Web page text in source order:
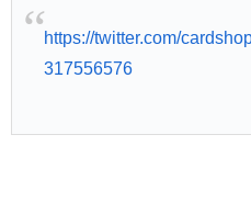
https://twitter.com/
317556576